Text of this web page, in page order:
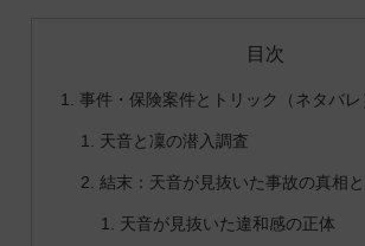
目次
事件・保険案件とトリック（ネタバレ
天音と凜の潜入調査
結末：天音が見抜いた事故の真相
天音が見抜いた違和感の正体